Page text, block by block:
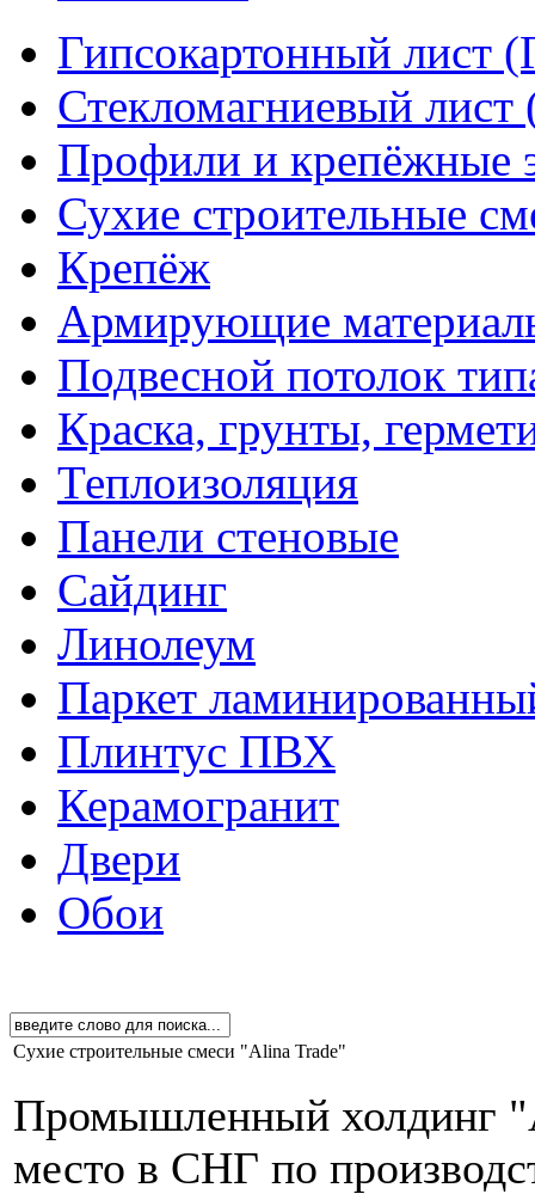
Гипсокартонный лист
Стекломагниевый
Профили и
Сухие строительные
Крепёж
Армирующие
Подвесной потолок
Краска, грунты,
Теплоизоляция
Панели стеновые
Сайдинг
Линолеум
Паркет
Плинтус ПВХ
Керамогранит
Двери
Обои
Сухие строительные смеси "Alina Trade"
Промышленный холдинг
место в СНГ по